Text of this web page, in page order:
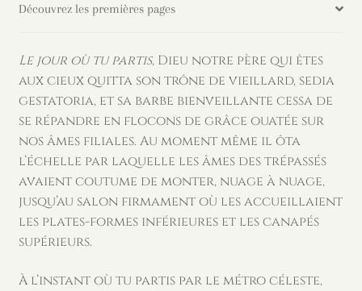
Découvrez les premières pages
Le jour où tu partis,Dieu notre père qui êtes
aux cieux quitta son trône de vieillard, sedia
gestatoria, et sa barbe bienveillante cessa de
se répandre en flocons de grâce ouatée sur
nos âmes filiales. Au moment même il ôta
l’échelle par laquelle les âmes des trépassés
avaient coutume de monter, nuage à nuage,
jusqu’au salon firmament où les accueillaient
les plates-formes inférieures et les canapés
supérieurs.
À l’instant où tu partis par le métro céleste,